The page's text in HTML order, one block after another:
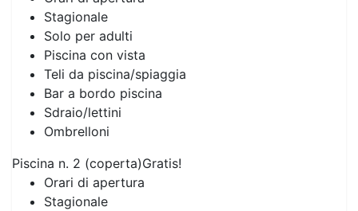
Stagionale
Solo per adulti
Piscina con vista
Teli da piscina/spiaggia
Bar a bordo piscina
Sdraio/lettini
Ombrelloni
Piscina n. 2 (coperta)Gratis!
Orari di apertura
Stagionale